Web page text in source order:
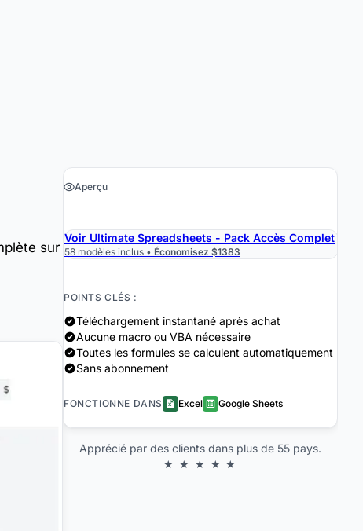
sur
Aperçu
Voir Ultimate Spreadsheets - Pack Accès Complet
58 modèles inclus • Économisez $1383
POINTS CLÉS :
Téléchargement instantané après achat
Aucune macro ou VBA nécessaire
Toutes les formules se calculent automatiquement
Sans abonnement
FONCTIONNE DANS Excel Google Sheets
Apprécié par des clients dans plus de 55 pays.
★ ★ ★ ★ ★